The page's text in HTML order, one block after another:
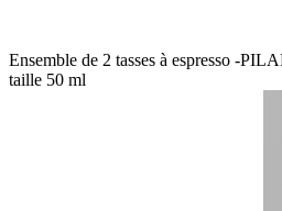
Ensemble de 2 tasses à espresso -
taille 50 ml